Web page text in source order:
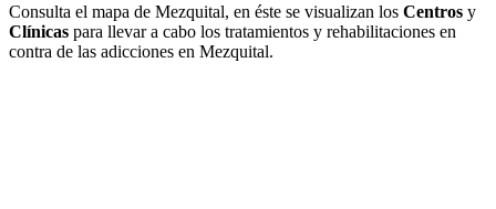
Consulta el mapa de Mezquital, en éste se visualizan los Centros y
Clínicas para llevar a cabo los tratamientos y rehabilitaciones en
contra de las adicciones en Mezquital.